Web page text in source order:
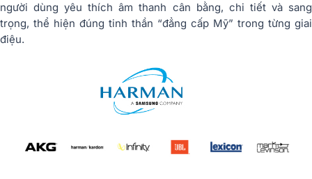
người dùng yêu thích âm thanh cân bằng, chi tiết và sang
trọng, thể hiện đúng tinh thần “đẳng cấp Mỹ” trong từng giai
điệu.